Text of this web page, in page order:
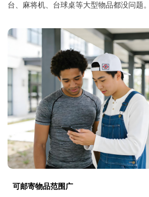
台、麻将机、台球桌等大型物品都没问题。
可邮寄物品范围广